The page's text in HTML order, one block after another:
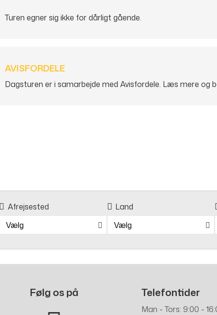
Turen egner sig ikke for dårligt gående.
AVISFORDELE
Dagsturen er i samarbejde med Avisfordele. Læs mere og
Afrejsested
Vælg
Land
Vælg
Følg os på Telefontider
Man - Tors: 9:00 -